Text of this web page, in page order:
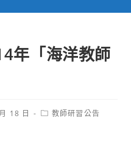
年「海洋教師
18 日
Post教師研習公告